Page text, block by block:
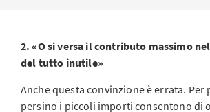
2. «O si versa il contributo massimo
del tutto inutile»
Anche questa convinzione è errata. Per
persino i piccoli importi consentono di